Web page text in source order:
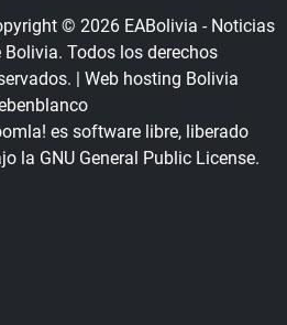
© 2026 EABolivia - Noticias
Bolivia. Todos los derechos
|Web hosting Bolivia
es software libre, liberado
la GNU General Public License.